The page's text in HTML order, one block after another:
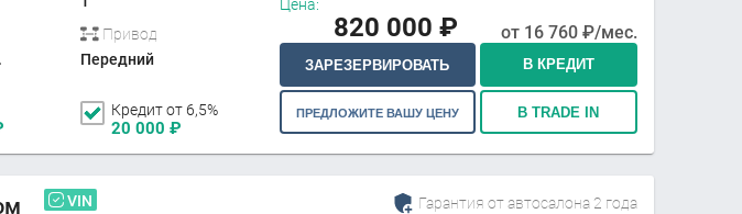
Привод
Передний
Кредит от 6,5%
20 000 ₽
Цена:
820 000 ₽ от 16 760₽/мес.
ЗАРЕЗЕРВИРОВАТЬ В КРЕДИТ
ПРЕДЛОЖИТЕ ВАШУ ЦЕНУ В TRADE IN
VIN Гарантия от автосалона 2 года